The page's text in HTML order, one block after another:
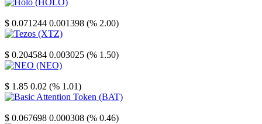
$ 0.071244 0.001398 (% 2.00)
$ 0.204584 0.003025 (% 1.50)
$ 1.85 0.02 (% 1.01)
$ 0.067698 0.000308 (% 0.46)